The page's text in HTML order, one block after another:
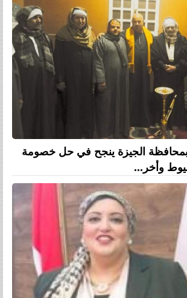
بمحافظة الجيزة ينجح في حل خصومة
وأخر...